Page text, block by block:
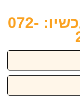
לייעוץ חינם חייגו עכשיו: 072-